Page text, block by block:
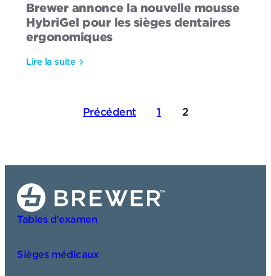
Brewer annonce la nouvelle mousse
HybriGel pour les sièges dentaires
ergonomiques
Lire la suite
Publication
de
la
pagination
Précédent 1 2
Tables d’examen
Sièges médicaux